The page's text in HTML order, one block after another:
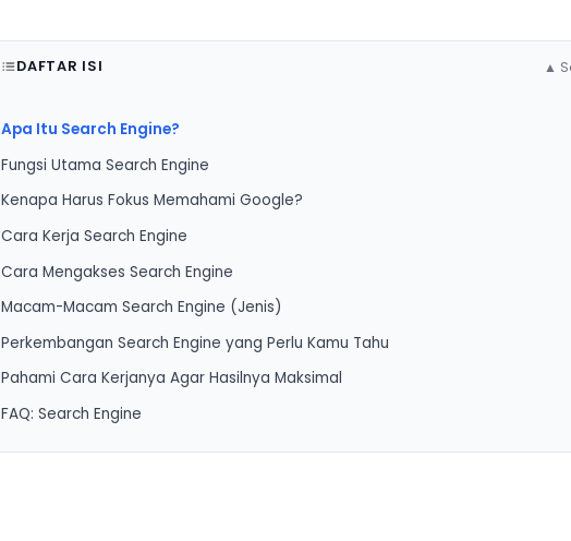
DAFTAR ISI ▲
Apa Itu Search Engine?
Fungsi Utama Search Engine
Kenapa Harus Fokus Memahami Google?
Cara Kerja Search Engine
1. Crawling
2. Indexing
3. Ranking
Cara Mengakses Search Engine
Macam-Macam Search Engine (Jenis)
1. Google
2. Bing
3. Yandex
4. DuckduckGo
Perkembangan Search Engine yang Perlu Kamu Tahu
Pahami Cara Kerjanya Agar Hasilnya Maksimal
FAQ: Search Engine